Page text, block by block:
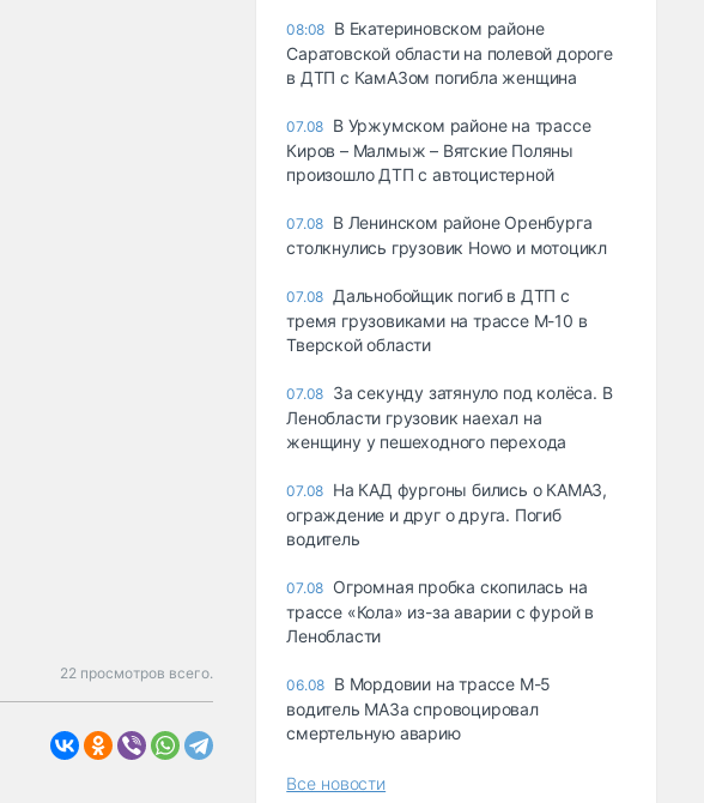
22 просмотров всего.
08:08 В Екатериновском районе
Саратовской области на полевой дороге
в ДТП с КамАЗом погибла женщина
07.08 В Уржумском районе на трассе
Киров – Малмыж – Вятские Поляны
произошло ДТП с автоцистерной
07.08 В Ленинском районе Оренбурга
столкнулись грузовик Howo и мотоцикл
07.08 Дальнобойщик погиб в ДТП с
тремя грузовиками на трассе М-10 в
Тверской области
07.08 За секунду затянуло под колёса. В
Ленобласти грузовик наехал на
женщину у пешеходного перехода
07.08 На КАД фургоны бились о КАМАЗ,
ограждение и друг о друга. Погиб
водитель
07.08 Огромная пробка скопилась на
трассе «Кола» из-за аварии с фурой в
Ленобласти
06.08 В Мордовии на трассе М-5
водитель МАЗа спровоцировал
смертельную аварию
Все новости